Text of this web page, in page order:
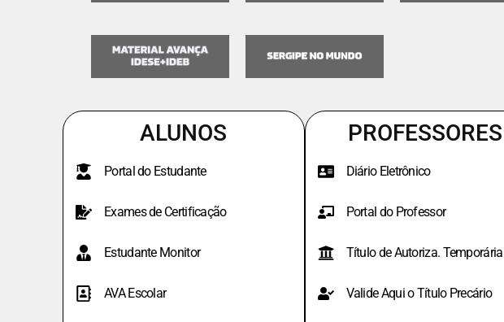
ALUNOS
Portal do Estudante
Exames de Certificação
Estudante Monitor
AVA Escolar
PROFESSORES
Diário Eletrônico
Portal do Professor
Título de Autoriza. Temporária
Valide Aqui o Título Precário